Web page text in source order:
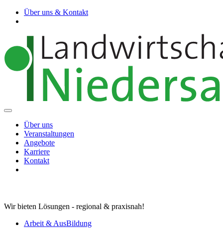
Über uns & Kontakt
Über uns
Veranstaltungen
Angebote
Karriere
Kontakt
Wir bieten Lösungen - regional & praxisnah!
Arbeit & AusBildung